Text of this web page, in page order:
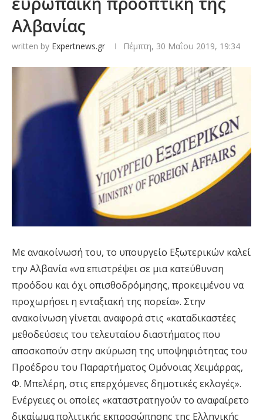
Αλβανίας
written by Expertnews.gr Πέμπτη, 30 Μαΐου 2019, 19:34
Με ανακοίνωσή του, το υπουργείο Εξωτερικών καλεί
την Αλβανία «να επιστρέψει σε μια κατεύθυνση
προόδου και όχι οπισθοδρόμησης, προκειμένου να
προχωρήσει η ενταξιακή της πορεία». Στην
ανακοίνωση γίνεται αναφορά στις «καταδικαστέες
μεθοδεύσεις του τελευταίου διαστήματος που
αποσκοπούν στην ακύρωση της υποψηφιότητας του
Προέδρου του Παραρτήματος Ομόνοιας Χειμάρρας,
Φ. Μπελέρη, στις επερχόμενες δημοτικές εκλογές».
Ενέργειες οι οποίες «καταστρατηγούν το αναφαίρετο
δικαίωμα πολιτικής εκπροσώπησης της Ελληνικής